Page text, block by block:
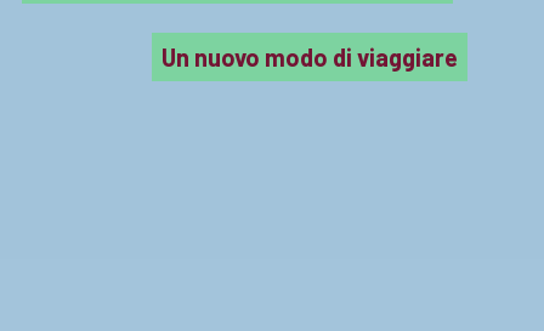
Un nuovo modo di viaggiare